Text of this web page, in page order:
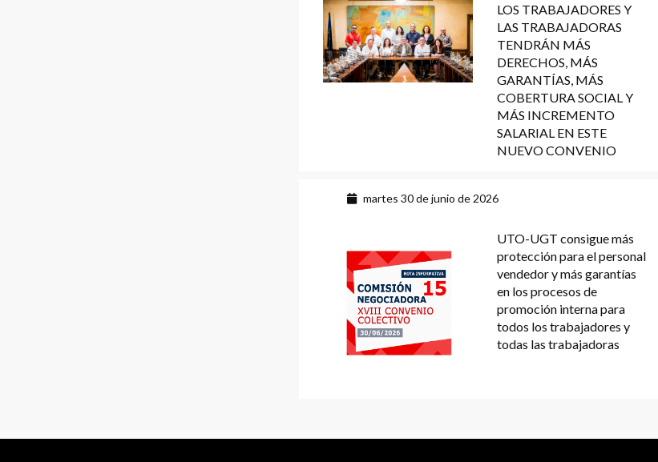
LOS TRABAJADORES Y
LAS TRABAJADORAS
TENDRÁN MÁS
DERECHOS, MÁS
GARANTÍAS, MÁS
COBERTURA SOCIAL Y
MÁS INCREMENTO
SALARIAL EN ESTE
NUEVO CONVENIO
martes 30 de junio de 2026
UTO-UGT consigue más
protección para el personal
vendedor y más garantías
en los procesos de
promoción interna para
todos los trabajadores y
todas las trabajadoras